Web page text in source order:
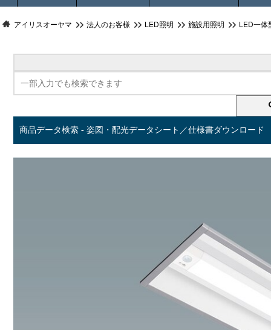
アイリスオーヤマ 法人のお客様 LED照明 施設用照明 LED一体
商品データ検索 - 姿図・配光データシート／仕様書ダウンロード